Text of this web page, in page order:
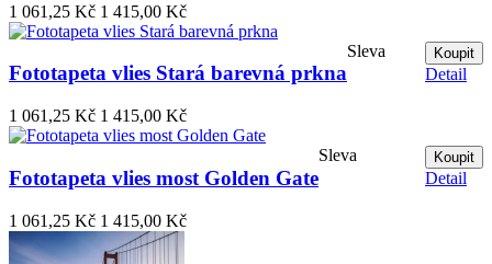
1 061,25 Kč 1 415,00 Kč
Fototapeta vlies Stará barevná prkna
1 061,25 Kč 1 415,00 Kč
Koupit
Detail
Sleva
Fototapeta vlies most Golden Gate
1 061,25 Kč 1 415,00 Kč
Koupit
Detail
Sleva